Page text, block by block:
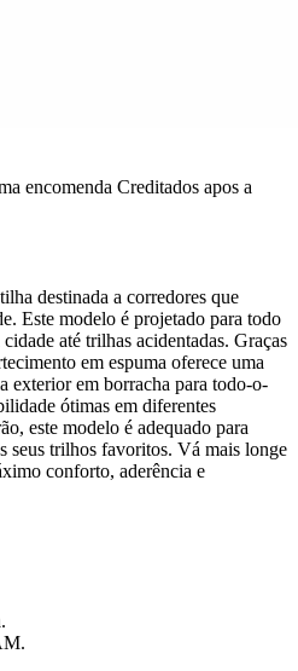
encomenda Creditados apos a
destinada a corredores que
Este modelo é projetado para todo
até trilhas acidentadas. Graças
em espuma oferece uma
exterior em borracha para todo-o-
ótimas em diferentes
este modelo é adequado para
seus trilhos favoritos. Vá mais longe
conforto, aderência e